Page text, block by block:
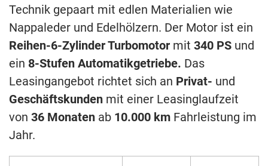
Technik gepaart mit edlen Materialien wie
Nappaleder und Edelhölzern. Der Motor ist ein
Reihen-6-Zylinder Turbomotor mit 340 PS und
ein 8-Stufen Automatikgetriebe. Das
Leasingangebot richtet sich an Privat- und
Geschäftskunden mit einer Leasinglaufzeit
von 36 Monaten ab 10.000 km Fahrleistung im
Jahr.